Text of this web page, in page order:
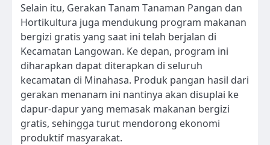
Selain itu, Gerakan Tanam Tanaman Pangan dan
Hortikultura juga mendukung program makanan
bergizi gratis yang saat ini telah berjalan di
Kecamatan Langowan. Ke depan, program ini
diharapkan dapat diterapkan di seluruh
kecamatan di Minahasa. Produk pangan hasil dari
gerakan menanam ini nantinya akan disuplai ke
dapur-dapur yang memasak makanan bergizi
gratis, sehingga turut mendorong ekonomi
produktif masyarakat.